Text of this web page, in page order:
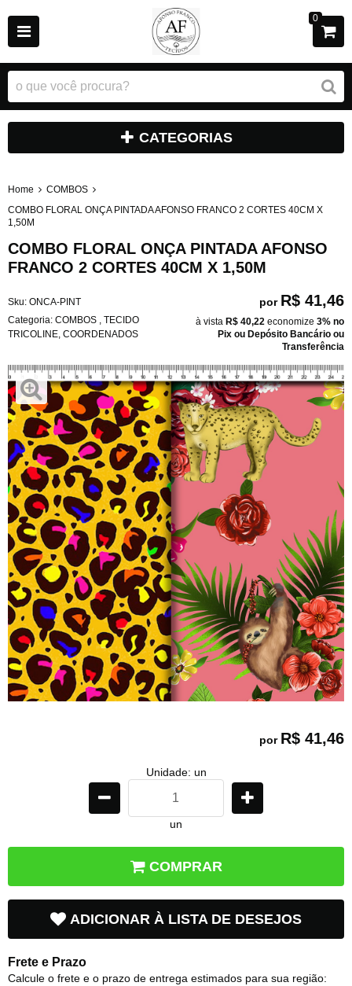
0
CATEGORIAS
Home
COMBOS
COMBO FLORAL ONÇA PINTADA AFONSO FRANCO 2 CORTES 40CM X
1,50M
COMBO FLORAL ONÇA PINTADA AFONSO
FRANCO 2 CORTES 40CM X 1,50M
Sku: ONCA-PINT
Categoria: COMBOS
TECIDO
TRICOLINE COORDENADOS
por R$ 41,46
à vista R$ 40,22 economize 3% no
Pix ou Depósito Bancário ou
Transferência
por R$ 41,46
Unidade: un
un
COMPRAR
ADICIONAR À LISTA DE DESEJOS
Frete e Prazo
Calcule o frete e o prazo de entrega estimados para sua região: